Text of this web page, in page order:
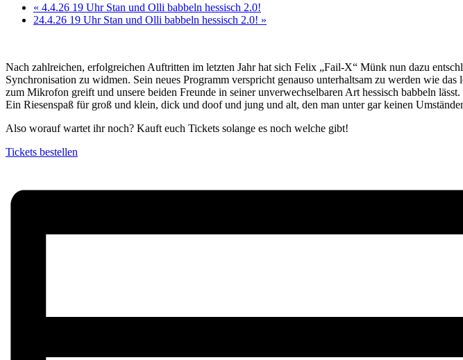
« 4.4.26 19 Uhr Stan und Olli babbeln hessisch 2.0!
24.4.26 19 Uhr Stan und Olli babbeln hessisch 2.0! »
Nach zahlreichen, erfolgreichen Auftritten im letzten Jahr hat sich Felix „Fail-X“ Münk nun dazu
Synchronisation zu widmen. Sein neues Programm verspricht genauso unterhaltsam zu werden wie
zum Mikrofon greift und unsere beiden Freunde in seiner unverwechselbaren Art hessisch babbeln
Ein Riesenspaß für groß und klein, dick und doof und jung und alt, den man unter gar keinen
Also worauf wartet ihr noch? Kauft euch Tickets solange es noch welche gibt!
Tickets bestellen